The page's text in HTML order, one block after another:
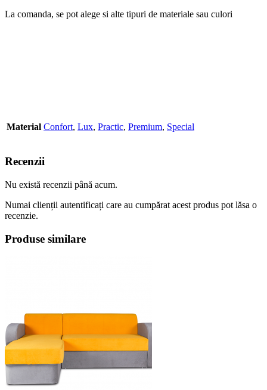
La comanda, se pot alege si alte tipuri de materiale sau culori
Material Confort, Lux, Practic, Premium, Special
Recenzii
Nu există recenzii până acum.
Numai clienții autentificați care au cumpărat acest produs pot lăsa o
recenzie.
Produse similare